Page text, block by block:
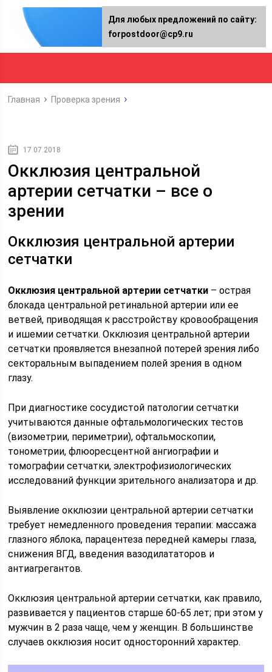
Главная Проверка зрения
17.07.2018
Окклюзия центральной
артерии сетчатки – все о
зрении
Окклюзия центральной артерии
сетчатки
Окклюзия центральной артерии сетчатки – острая
блокада центральной ретинальной артерии или ее
ветвей, приводящая к расстройству кровообращения
и ишемии сетчатки. Окклюзия центральной артерии
сетчатки проявляется внезапной потерей зрения либо
секторальным выпадением полей зрения в одном
глазу.
При диагностике сосудистой патологии сетчатки
учитываются данные офтальмологических тестов
(визометрии, периметрии), офтальмоскопии,
тонометрии, флюоресцентной ангиографии и
томографии сетчатки, электрофизиологических
исследований функции зрительного анализатора и др.
Выявление окклюзии центральной артерии сетчатки
требует немедленного проведения терапии: массажа
глазного яблока, парацентеза передней камеры глаза,
снижения ВГД, введения вазодилататоров и
антиагрегантов.
Окклюзия центральной артерии сетчатки, как правило,
развивается у пациентов старше 60-65 лет; при этом у
мужчин в 2 раза чаще, чем у женщин. В большинстве
случаев окклюзия носит односторонний характер.
Для любых предложений по сайту:
forpostdoor@cp9.ru